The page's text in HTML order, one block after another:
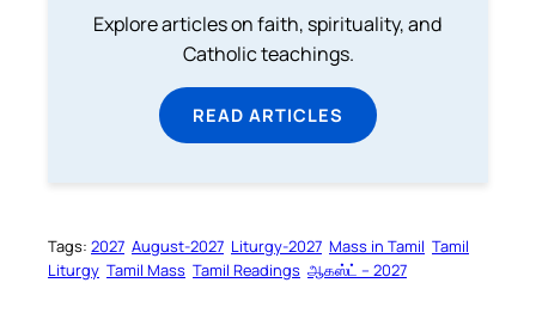
Explore articles on faith, spirituality, and
Catholic teachings.
READ ARTICLES
Tags: 2027 August-2027 Liturgy-2027 Mass in Tamil Tamil
Liturgy Tamil Mass Tamil Readings ஆகஸ்ட் – 2027